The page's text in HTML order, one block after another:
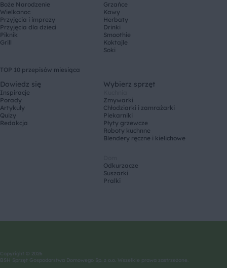
Boże Narodzenie
Wielkanoc
Przyjęcia i imprezy
Przyjęcia dla dzieci
Piknik
Grill
Grzańce
Kawy
Herbaty
Drinki
Smoothie
Koktajle
Soki
TOP 10 przepisów miesiąca
Dowiedz się
Inspiracje
Porady
Artykuły
Quizy
Redakcja
Wybierz sprzęt
Zmywarki
Chłodziarki i zamrażarki
Piekarniki
Płyty grzewcze
Roboty kuchnne
Blendery ręczne i kielichowe
Odkurzacze
Suszarki
Pralki
Copyright © 2026
BSH Sprzęt Gospodarstwa Domowego Sp. z o.o. Wszelkie prawa zastrzeżone.